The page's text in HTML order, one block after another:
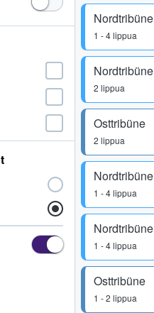
Nordtribüne
1 - 4 lippua
Nordtribüne
2 lippua
Osttribüne
2 lippua
Nordtribüne
1 - 4 lippua
Nordtribüne
1 - 4 lippua
Osttribüne
1 - 2 lippua